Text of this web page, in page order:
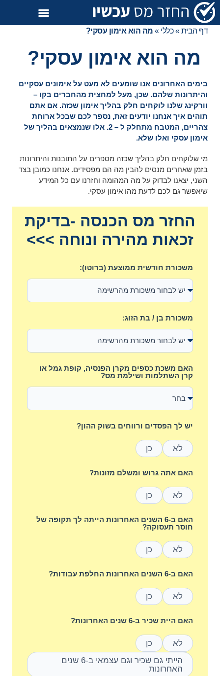
דף הבית»כללי » מה הוא אימון עסקי?
מה הוא אימון עסקי?
בימים האחרונים אנו שומעים לא מעט על אימונים עסקיים
והיתרונות שלהם. שכן, מעל למחצית מהחברים בקו –
וורקינג שלנו לוקחים חלק בהליך אימון שכזה. אם אתם
תוהים איך אנחנו יודעים זאת, נספר לכם שבכל ארוחת
צהריים, המטבח מתחלק ל – 2. אלו שנמצאים בהליך של
אימון עסקי ואלו שלא.
מי שלוקחים חלק בהליך שכזה מספרים על התובנות והיתרונות
בזמן שאחרים מנסים להבין מה הם מפסידים. אנחנו כמובן בצד
השני, יצאנו לבדוק על מה המהומה וחזרנו עם כל המידע
שיאפשר גם לכם לדעת מהו אימון עסקי.
החזר מס הכנסה -בדיקת
זכאות מהירה ונוחה >>>
משכורת חודשית ממוצעת (ברוטו):
משכורת בן / בת הזוג:
האם משכת כספים מקרן הפנסיה, קופת גמל או
קרן השתלמות ושילמת מס?
יש לך הפסדים ורווחים בשוק ההון?
לא כן
האם אתה גרוש ומשלם מזונות?
לא כן
האם ב-6 השנים האחרונות הייתה לך תקופה של
חוסר תעסוקה?
לא כן
האם ב-6 השנים האחרונות החלפת עבודות?
לא כן
האם היית שכיר ב-6 שנים האחרונות?
לא
כן
הייתי גם שכיר וגם עצמאי ב-6 שנים
האחרונות